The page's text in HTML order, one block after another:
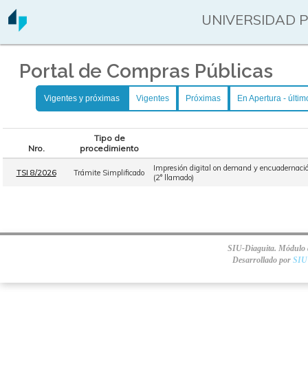
UNIVERSIDAD
Portal de Compras Públicas
Vigentes y próximas Vigentes Próximas En Apertura -
Nro.
Tipo de
procedimiento
TSI 8/2026 Trámite Simplificado
Impresión digital on demand y
(2° llamado)
SIU-Diaguita. Módulo
Desarrollado por SIU